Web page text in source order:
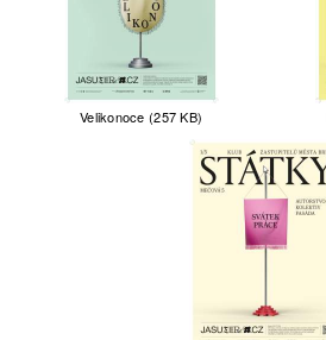
Velikonoce (257 KB)